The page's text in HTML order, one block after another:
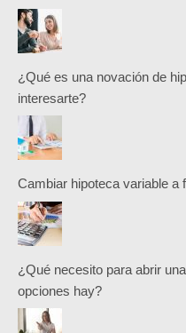
¿Qué es una novación de
interesarte?
Cambiar hipoteca variable a
¿Qué necesito para abrir
opciones hay?